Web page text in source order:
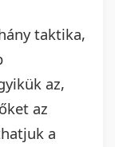
taktika,
az,
az
a